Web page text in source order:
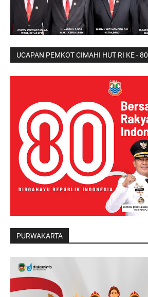
UCAPAN PEMKOT CIMAHI HUT RI KE - 80
PURWAKARTA